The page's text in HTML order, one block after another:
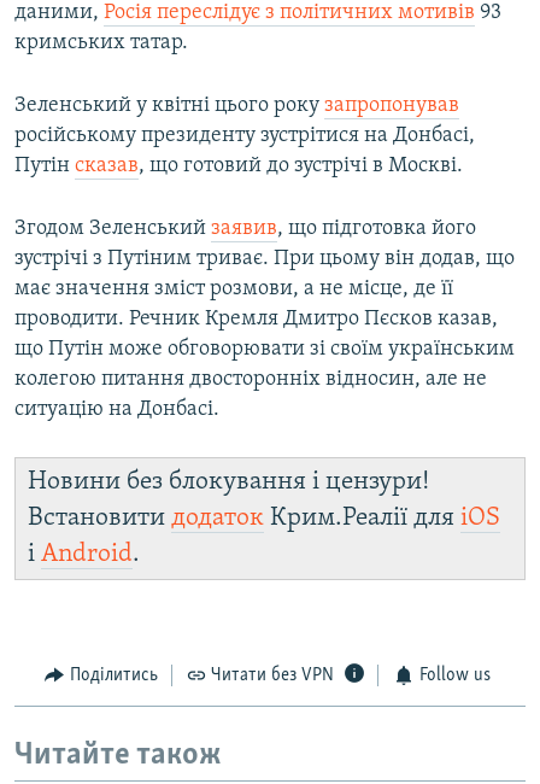
даними, Росія переслідує з політичних мотивів 93
кримських татар.
Зеленський у квітні цього року запропонував
російському президенту зустрітися на Донбасі,
Путін сказав, що готовий до зустрічі в Москві.
Згодом Зеленський заявив, що підготовка його
зустрічі з Путіним триває. При цьому він додав, що
має значення зміст розмови, а не місце, де її
проводити. Речник Кремля Дмитро Пєсков казав,
що Путін може обговорювати зі своїм українським
колегою питання двосторонніх відносин, але не
ситуацію на Донбасі.
Новини без блокування і цензури!
Встановити додаток Крим.Реалії для iOS
і Android.
Поділитись Читати без VPN Follow us
Читайте також